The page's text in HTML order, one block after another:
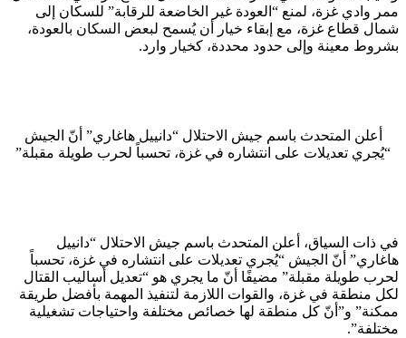
ممر وادي غزة، لمنع “العودة غير الخاضعة للرقابة” للسكان إلى
شمال قطاع غزة، مع إبقاء خيار أن يُسمح لبعض السكان بالعودة،
بشروط معينة وإلى حدود محددة، كخيار وارد.
أعلن المتحدث باسم جيش الاحتلال “دانييل هاغاري” أنّ الجيش
“يُجري تعديلات على انتشاره في غزة، تحسباً لحرب طويلة مقبلة”
في ذات السياق، أعلن المتحدث باسم جيش الاحتلال “دانييل
هاغاري” أنّ الجيش “يُجري تعديلات على انتشاره في غزة، تحسباً
لحرب طويلة مقبلة” مضيفًا أنّ ما يجري هو “تعديل أساليب القتال
لكل منطقة في غزة، والقوات اللازمة لتنفيذ المهمة بأفضل طريقة
ممكنة” و”أنّ كل منطقة لها خصائص مختلفة واحتياجات تشغيلية
مختلفة”.